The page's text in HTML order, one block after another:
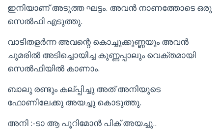
ഇനിയാണ് അടുത്ത ഘട്ടം. അവൻ നാണത്തോടെ ഒരു
സെൽഫി എടുത്തു.
വാടിതളർന്ന അവന്റെ കൊച്ചുക്കുണ്ണയും അവൻ
ചുമരിൽ അടിച്ചൊയിച്ച കുണ്ണപ്പാലും വെക്തമായി
സെൽഫിയിൽ കാണാം.
ബാലു രണ്ടും കല്പ്പിച്ചു അത് അനിയുടെ
ഫോണിലേക്കു അയച്ചു കൊടുത്തു.
അനി :-ടാ ആ പൂറിമോൻ പിക് അയച്ചു..